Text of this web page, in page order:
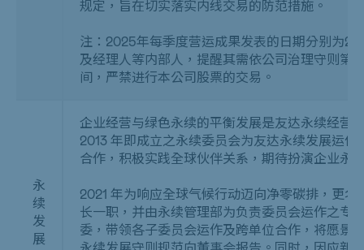
规定，旨在切实落实内线交易的防范措施。
注：2025年每季度营运成果发表的日期分别为2
及经理人等内部人，提醒其需依公司治理守则第
间，严禁进行本公司股票的交易。
永
续
发
展
企业经营与绿色永续的平衡发展是友达永续经营
2013 年即成立之永续委员会为友达永续发展运
合作，积极实践全球伙伴关系，期待扮演企业永
2021 年为响应全球气候行动迈向净零碳排，更
长一职，并由永续管理部为负责委员会运作之专
委，带领各子委员会运作及跨单位合作，将愿景